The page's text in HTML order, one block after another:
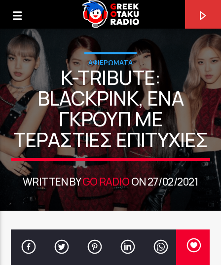
0:00
ΤΩΡΑ ΠΑΙΖΕΙ
AKATSUKI THEME SONG [ANUS]
YASUHARU TAKANASHI
ΑΦΙΕΡΩΜΑΤΑ
K-TRIBUTE:
BLACKPINK, ΈΝΑ
ΓΚΡΟΥΠ ΜΕ
ΤΕΡΆΣΤΙΕΣ ΕΠΙΤΥΧΊΕΣ
WRITTEN BYGO RADIOON 27/02/2021